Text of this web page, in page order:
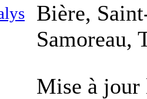
Bière,
Samoreau,
Mise à jour